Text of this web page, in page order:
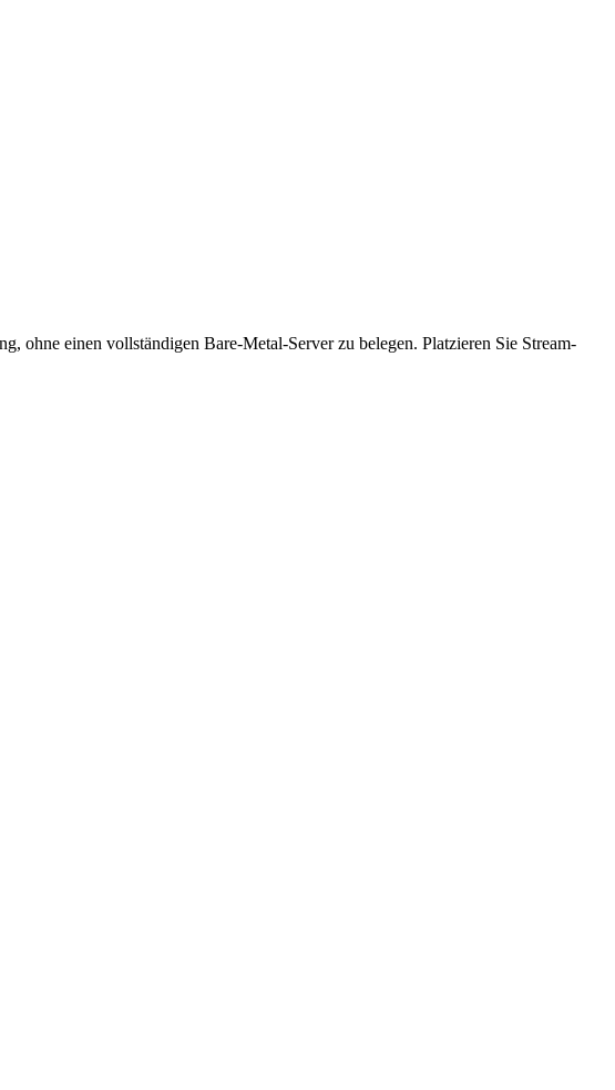
ohne einen vollständigen Bare-Metal-Server zu belegen. Platzieren Sie Stream-